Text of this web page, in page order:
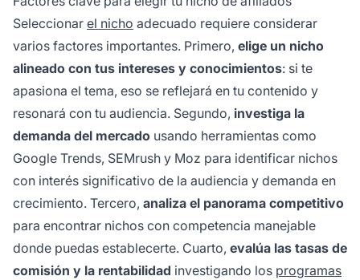
Seleccionar el nicho adecuado requiere considerar
varios factores importantes. Primero, elige un nicho
alineado con tus intereses y conocimientos: si te
apasiona el tema, eso se reflejará en tu contenido y
resonará con tu audiencia. Segundo, investiga la
demanda del mercado usando herramientas como
Google Trends, SEMrush y Moz para identificar nichos
con interés significativo de la audiencia y demanda en
crecimiento. Tercero, analiza el panorama competitivo
para encontrar nichos con competencia manejable
donde puedas establecerte. Cuarto, evalúa las tasas de
comisión y la rentabilidad investigando los programas